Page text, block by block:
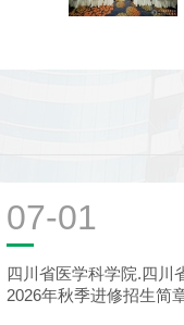
07-01
四川省医学科学院.四川
2026年秋季进修招生简